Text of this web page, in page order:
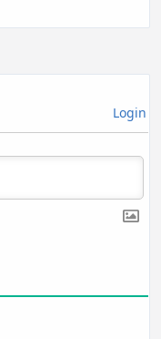
Login